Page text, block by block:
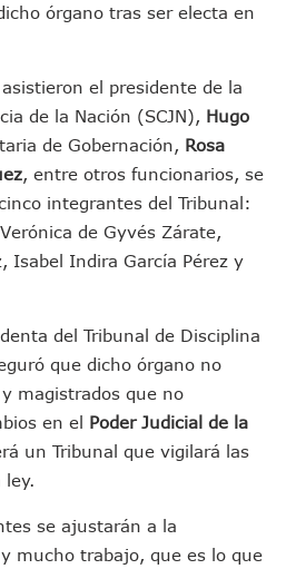
Castro Realiza Asamblea Informativa En La
Riesgos Por Cocodrilos En Playas De
Don Juanito” Al Diputado Federal Bruno
La Playita Reciben A Juan Carlos Castro
Oaxaca Al Periodista Francisco Alejandro
Cuatro Hombres Armados En Bucerías;
Pide Transparencia Sobre Nuevo
De Ixtapa Tendrán Una “Casa De Día”
Calles De Ixtapa Para Identificar
Convoca A Mesa De Análisis Para La
Presunto Convoy Armado Desatan Operativo
Retiran Concesión Y Anuncian Plan De
Zayas Dirige Plan De Salud Animal Y
Forzada, Expolicías De Nayarit
Es Condenado A Morir En Prisión En
Zhoemí Luévanos Competirá En El
Brindará Atención A Familias De
Durante Función De “La Odisea” En
De Puerto Vallarta Asegura Lugar En El
órgano tras ser electa en
el presidente de la
de la Nación (SCJN), Hugo
de Gobernación, Rosa
, entre otros funcionarios, se
integrantes del Tribunal:
de Gyvés Zárate,
Isabel Indira García Pérez y
del Tribunal de Disciplina
que dicho órgano no
magistrados que no
en el Poder Judicial de la
un Tribunal que vigilará las
ley.
se ajustarán a la
mucho trabajo, que es lo que